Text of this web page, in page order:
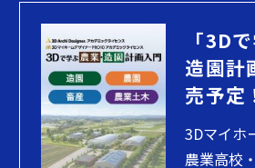
「3D
造園計
売予定
3Dマイホ
農業高校